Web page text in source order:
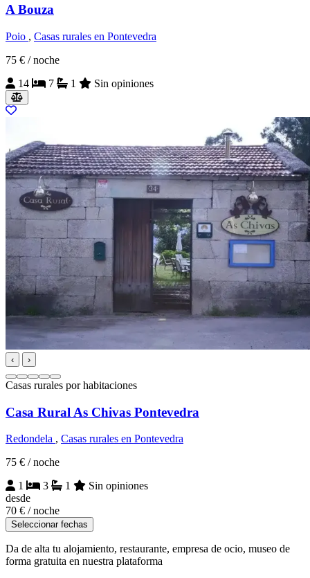
A Bouza
Poio , Casas rurales en Pontevedra
75 € / noche
14
7 1 Sin opiniones
‹ ›
Casas rurales por habitaciones
Casa Rural As Chivas Pontevedra
Redondela , Casas rurales en Pontevedra
75 € / noche
1
3 1
Sin opiniones
desde
70 € / noche
Seleccionar fechas
Da de alta tu alojamiento, restaurante, empresa de ocio, museo de
forma gratuita en nuestra plataforma